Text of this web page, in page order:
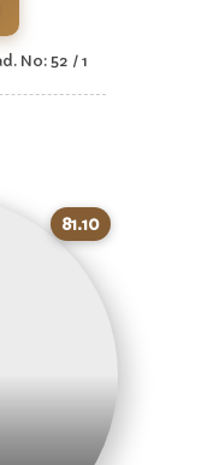
No: 52 / 1
81.10